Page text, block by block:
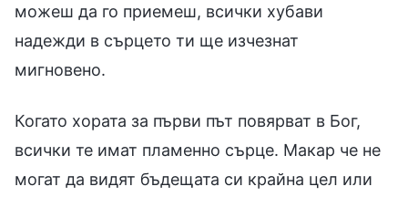
можеш да го приемеш, всички хубави
надежди в сърцето ти ще изчезнат
мигновено.
Когато хората за първи път повярват в Бог,
всички те имат пламенно сърце. Макар че не
могат да видят бъдещата си крайна цел или